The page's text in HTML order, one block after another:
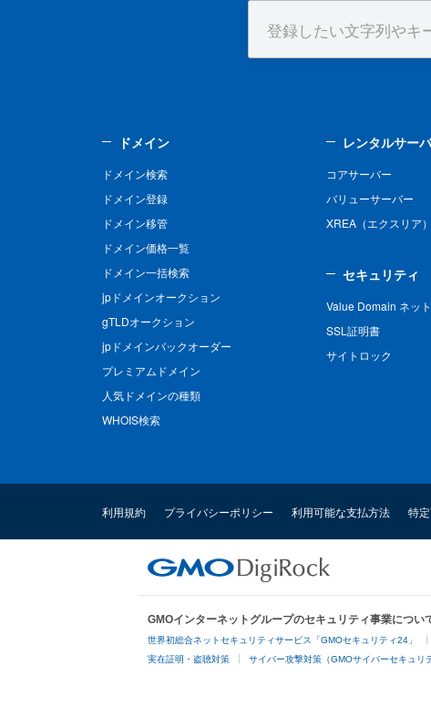
ドメイン
ドメイン検索
ドメイン登録
ドメイン移管
ドメイン価格一覧
ドメイン一括検索
jpドメインオークション
gTLDオークション
jpドメインバックオーダー
プレミアムドメイン
人気ドメインの種類
WHOIS検索
レンタルサー
コアサーバー
バリューサーバー
XREA（エクスリア）
セキュリティ
Value Domain ネッ
SSL証明書
サイトロック
利用規約 プライバシーポリシー 利用可能な支払方法 特
GMOインターネットグループのセキュリティ事業につい
世界初総合ネットセキュリティサービス「GMOセキュリティ24」
実在証明・盗聴対策 サイバー攻撃対策（GMOサイバーセキュリ